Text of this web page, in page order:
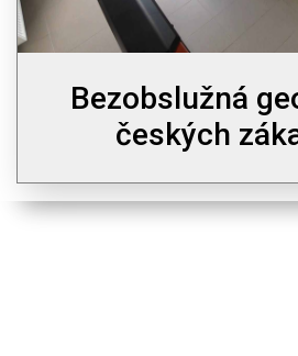
Bezobslužná
českých